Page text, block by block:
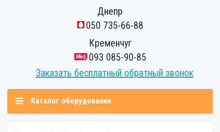
Днепр
050 735-66-88
Кременчуг
093 085-90-85
Заказать бесплатный обратный звонок
Каталог оборудования